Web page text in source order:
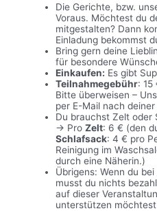
Die Gerichte, bzw.
Voraus. Möchtest du
mitgestalten? Dann
Einladung bekommst
Bring gern deine
für besondere
Einkaufen: Es gibt
Teilnahmegebühr: 15
Bitte überweisen –
per E-Mail nach
Du brauchst Zelt oder
→ ProZelt: 6 € (den
Schlafsack: 4 € pro
Reinigung im
durch eine Näherin.)
Übrigens: Wenn du
musst du nichts
auf dieser
unterstützen möchtest